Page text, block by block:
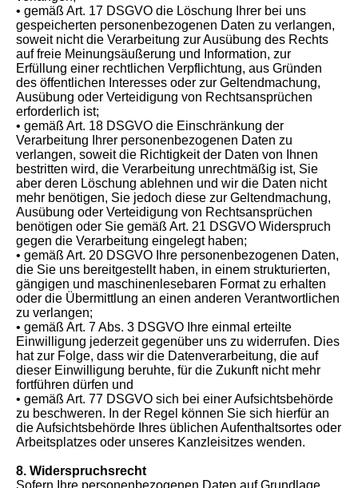
• gemäß Art. 17 DSGVO die Löschung Ihrer bei uns
gespeicherten personenbezogenen Daten zu verlangen,
soweit nicht die Verarbeitung zur Ausübung des Rechts
auf freie Meinungsäußerung und Information, zur
Erfüllung einer rechtlichen Verpflichtung, aus Gründen
des öffentlichen Interesses oder zur Geltendmachung,
Ausübung oder Verteidigung von Rechtsansprüchen
erforderlich ist;
• gemäß Art. 18 DSGVO die Einschränkung der
Verarbeitung Ihrer personenbezogenen Daten zu
verlangen, soweit die Richtigkeit der Daten von Ihnen
bestritten wird, die Verarbeitung unrechtmäßig ist, Sie
aber deren Löschung ablehnen und wir die Daten nicht
mehr benötigen, Sie jedoch diese zur Geltendmachung,
Ausübung oder Verteidigung von Rechtsansprüchen
benötigen oder Sie gemäß Art. 21 DSGVO Widerspruch
gegen die Verarbeitung eingelegt haben;
• gemäß Art. 20 DSGVO Ihre personenbezogenen Daten,
die Sie uns bereitgestellt haben, in einem strukturierten,
gängigen und maschinenlesebaren Format zu erhalten
oder die Übermittlung an einen anderen Verantwortlichen
zu verlangen;
• gemäß Art. 7 Abs. 3 DSGVO Ihre einmal erteilte
Einwilligung jederzeit gegenüber uns zu widerrufen. Dies
hat zur Folge, dass wir die Datenverarbeitung, die auf
dieser Einwilligung beruhte, für die Zukunft nicht mehr
fortführen dürfen und
• gemäß Art. 77 DSGVO sich bei einer Aufsichtsbehörde
zu beschweren. In der Regel können Sie sich hierfür an
die Aufsichtsbehörde Ihres üblichen Aufenthaltsortes oder
Arbeitsplatzes oder unseres Kanzleisitzes wenden.
8. Widerspruchsrecht